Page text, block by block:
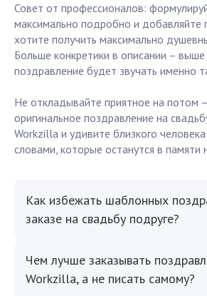
Совет от профессионалов:
максимально подробно и добавляйте
хотите получить максимально
Больше конкретики в описании –
поздравление будет звучать именно
Не откладывайте приятное на потом
оригинальное поздравление на
Workzilla и удивите близкого
словами, которые останутся в памяти
Как избежать шаблонных
заказе на свадьбу подруге?
Чем лучше заказывать
Workzilla, а не писать самому?